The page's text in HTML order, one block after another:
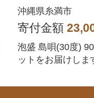
沖縄県糸満市
寄付金額
泡盛 島唄(30度)
ットをお届けしま